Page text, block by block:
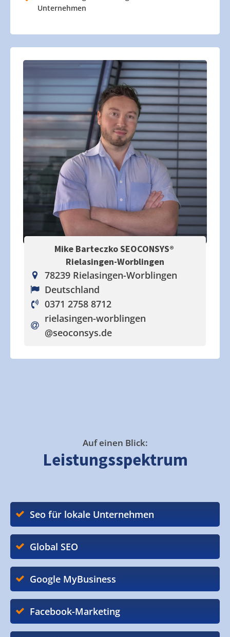
Unternehmen
Mike Barteczko SEOCONSYS®
Rielasingen-Worblingen
78239 Rielasingen-Worblingen
Deutschland
0371 2758 8712
rielasingen-worblingen
@seoconsys.de
Auf einen Blick:
Leistungsspektrum
Seo für lokale Unternehmen
Global SEO
Google MyBusiness
Facebook-Marketing